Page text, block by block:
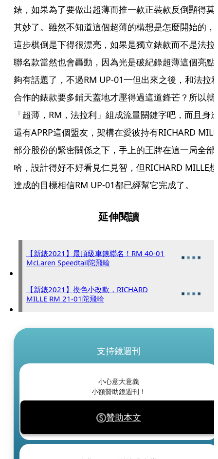
錶，如果為了要做出超薄而推一款正裝款反倒顯得莫
其妙了。雖然不知道這個超薄的構想是怎麼開始的，
這步棋倒是下得很漂亮，如果是獨立錶款而不是法拉
聯名款當然也會轟動，因為光是破紀錄超薄這個亮點
夠有話題了，不過RM UP-01一但出來之後，和法拉
合作的錶款要多鋪天蓋地才壓得過這道鋒芒？所以就
「超薄，RM，法拉利」組成流量關鍵字吧，而且身
還有APRP這個盟友，架構在愛彼持有RICHARD
部分股份的緊密關係之下，手上的王牌在這一局全部
哈，設計得好不好看見仁見智，但RICHARD MILLE想
達成的目標相信RM UP-01都已經幫它完成了。
延伸閱讀
【新錶2021】最頂級車錶聯名！RM 40-01
McLaren Speedtail陀飛輪
【新錶2021】換色小改款，RICHARD
MILLE RM 21-01陀飛輪
支持鏡週刊
小心意大意義
小額贊助鏡週刊！
贊助本文